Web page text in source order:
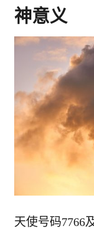
神意义
天使号码7766